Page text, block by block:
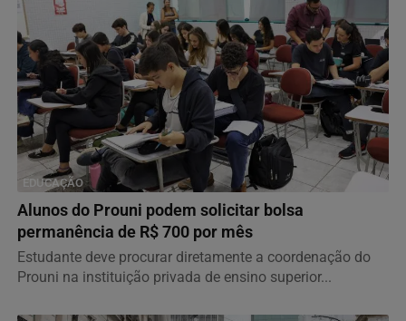
EDUCAÇÃO
Alunos do Prouni podem solicitar bolsa
permanência de R$ 700 por mês
Estudante deve procurar diretamente a coordenação do
Prouni na instituição privada de ensino superior...